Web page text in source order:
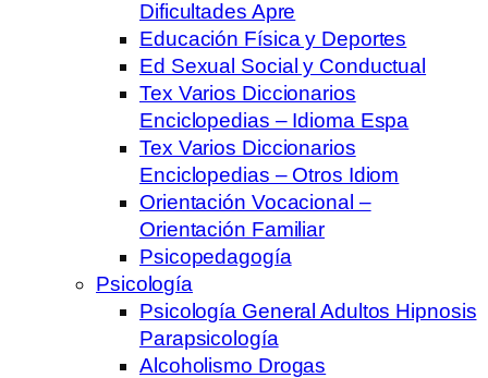
Dificultades Apre
Educación Física y Deportes
Ed Sexual Social y Conductual
Tex Varios Diccionarios
Enciclopedias – Idioma Espa
Tex Varios Diccionarios
Enciclopedias – Otros Idiom
Orientación Vocacional –
Orientación Familiar
Psicopedagogía
Psicología
Psicología General Adultos Hipnosis
Parapsicología
Alcoholismo Drogas